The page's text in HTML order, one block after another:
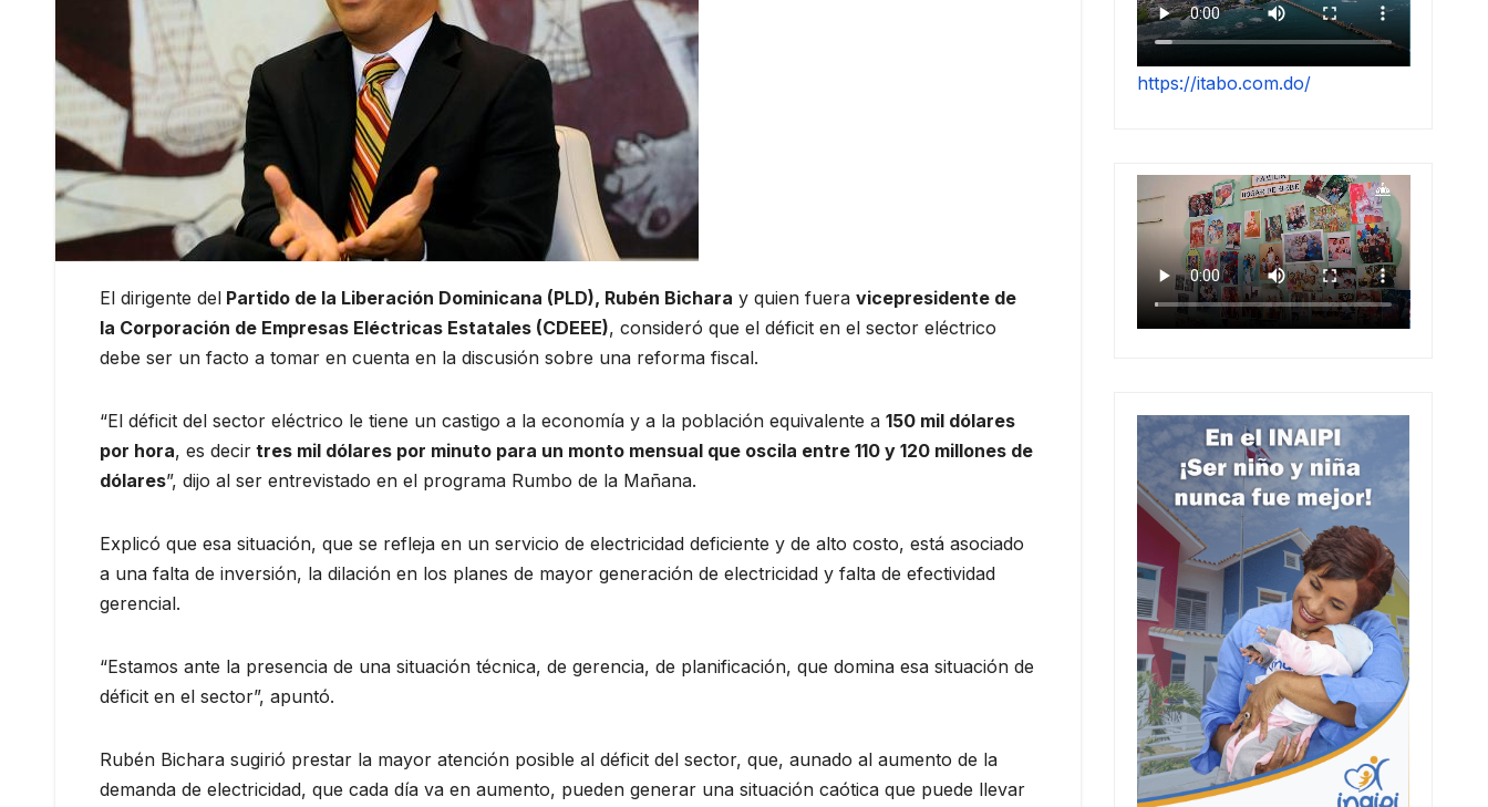
El dirigente del Partido de la Liberación Dominicana (PLD), Rubén Bichara y quien fuera vicepresidente de
la Corporación de Empresas Eléctricas Estatales (CDEEE), consideró que el déficit en el sector eléctrico
debe ser un facto a tomar en cuenta en la discusión sobre una reforma fiscal.
“El déficit del sector eléctrico le tiene un castigo a la economía y a la población equivalente a 150 mil dólares
por hora, es decir tres mil dólares por minuto para un monto mensual que oscila entre 110 y 120 millones de
dólares”, dijo al ser entrevistado en el programa Rumbo de la Mañana.
Explicó que esa situación, que se refleja en un servicio de electricidad deficiente y de alto costo, está asociado
a una falta de inversión, la dilación en los planes de mayor generación de electricidad y falta de efectividad
gerencial.
“Estamos ante la presencia de una situación técnica, de gerencia, de planificación, que domina esa situación de
déficit en el sector”, apuntó.
Rubén Bichara sugirió prestar la mayor atención posible al déficit del sector, que, aunado al aumento de la
demanda de electricidad, que cada día va en aumento, pueden generar una situación caótica que puede llevar
https://itabo.com.do/